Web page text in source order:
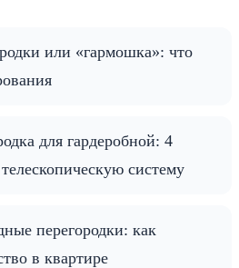
или «гармошка»: что
для гардеробной: 4
систему
перегородки: как
в квартире